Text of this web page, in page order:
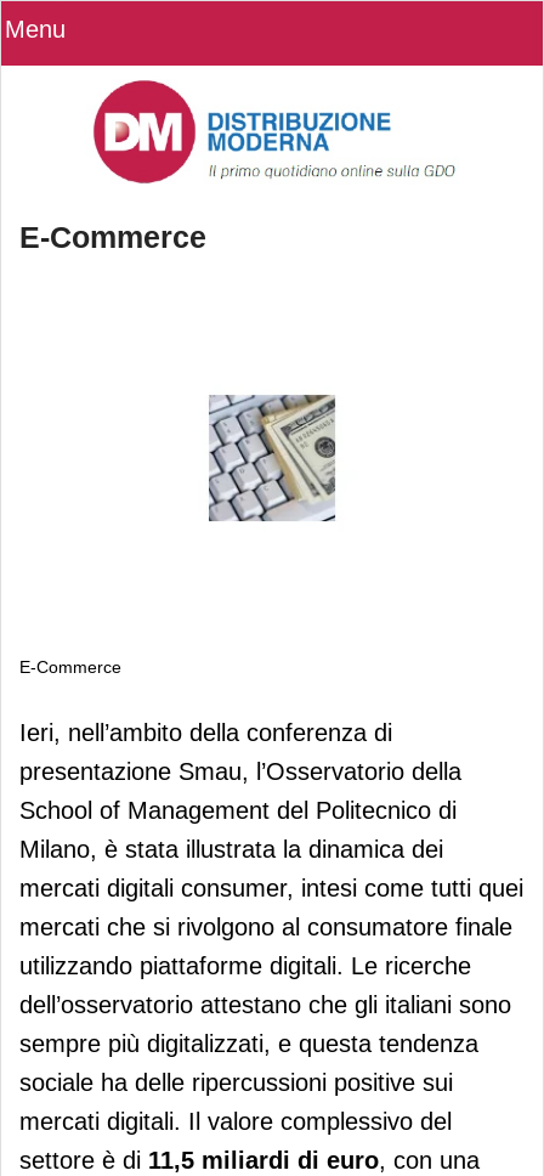
Menu
E-Commerce
E-Commerce
E-Commerce
Ieri, nell’ambito della conferenza di
presentazione Smau, l’Osservatorio della
School of Management del Politecnico di
Milano, è stata illustrata la dinamica dei
mercati digitali consumer, intesi come tutti quei
mercati che si rivolgono al consumatore finale
utilizzando piattaforme digitali. Le ricerche
dell’osservatorio attestano che gli italiani sono
sempre più digitalizzati, e questa tendenza
sociale ha delle ripercussioni positive sui
mercati digitali. Il valore complessivo del
settore è di 11,5 miliardi di euro, con una